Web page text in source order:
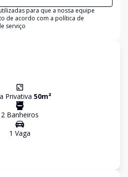
para que a nossa equipe
de acordo com a política de
serviço
Privativa 50m²
2 Banheiros
1 Vaga